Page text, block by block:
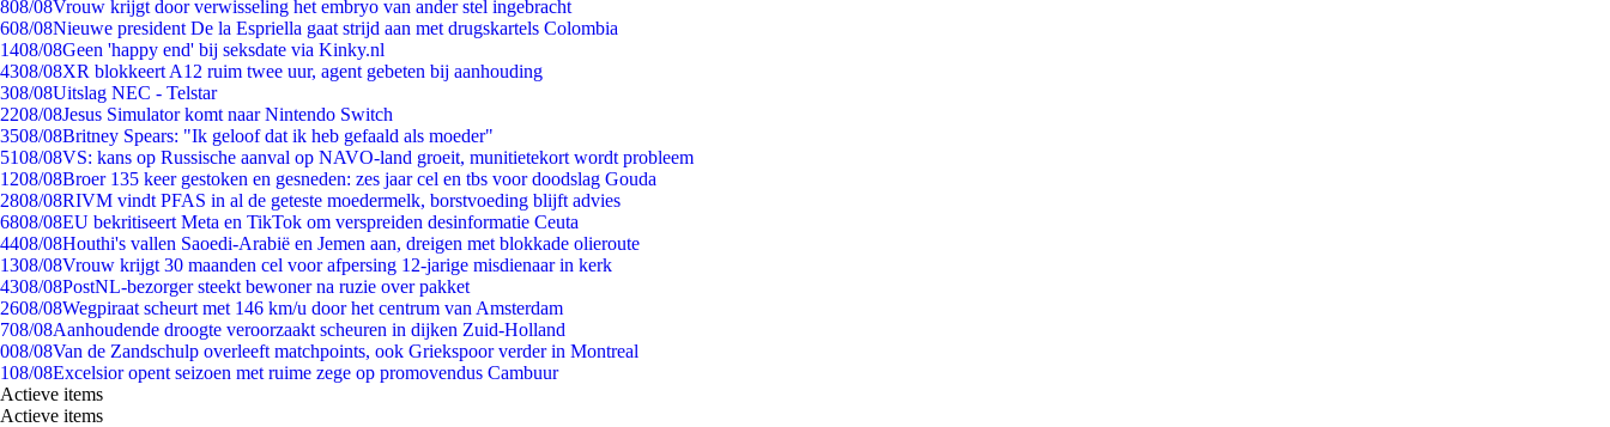
808/08Vrouw krijgt door verwisseling het embryo van ander stel ingebracht
608/08Nieuwe president De la Espriella gaat strijd aan met drugskartels Colombia
1408/08Geen 'happy end' bij seksdate via Kinky.nl
4308/08XR blokkeert A12 ruim twee uur, agent gebeten bij aanhouding
308/08Uitslag NEC - Telstar
2208/08Jesus Simulator komt naar Nintendo Switch
3508/08Britney Spears: "Ik geloof dat ik heb gefaald als moeder"
5108/08VS: kans op Russische aanval op NAVO-land groeit, munitietekort wordt probleem
1208/08Broer 135 keer gestoken en gesneden: zes jaar cel en tbs voor doodslag Gouda
2808/08RIVM vindt PFAS in al de geteste moedermelk, borstvoeding blijft advies
6808/08EU bekritiseert Meta en TikTok om verspreiden desinformatie Ceuta
4408/08Houthi's vallen Saoedi-Arabië en Jemen aan, dreigen met blokkade olieroute
1308/08Vrouw krijgt 30 maanden cel voor afpersing 12-jarige misdienaar in kerk
4308/08PostNL-bezorger steekt bewoner na ruzie over pakket
2608/08Wegpiraat scheurt met 146 km/u door het centrum van Amsterdam
708/08Aanhoudende droogte veroorzaakt scheuren in dijken Zuid-Holland
008/08Van de Zandschulp overleeft matchpoints, ook Griekspoor verder in Montreal
108/08Excelsior opent seizoen met ruime zege op promovendus Cambuur
Actieve items
Actieve items